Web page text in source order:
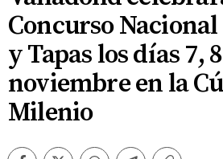
Concurso
y Tapas los días 7,
noviembre en la
Milenio